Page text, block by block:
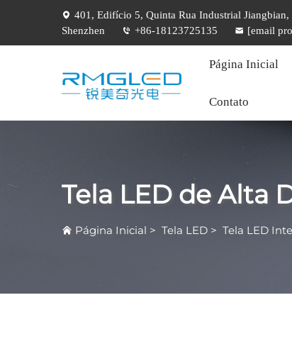
401, Edifício 5, Quinta Rua Industrial
Shenzhen
+86-18123725135 [email
Página Inicial
Contato
Tela LED de Alta
Página Inicial > Tela LED > Tela LED